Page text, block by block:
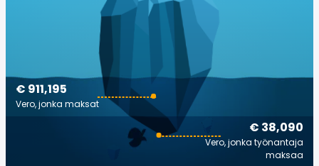
€ 38,090
Vero, jonka työnantaja
maksaa
€ 911,195
Vero, jonka maksat